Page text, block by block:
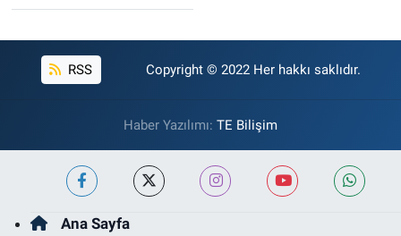
RSS Copyright © 2022 Her hakkı saklıdır.
Haber Yazılımı: TE Bilişim
Ana Sayfa